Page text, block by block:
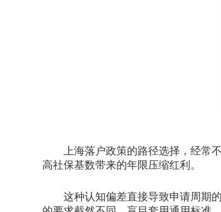
上海落户政策的路径选择，经常不
高社保基数带来的年限压缩红利。
这种认知偏差直接导致申请周期的